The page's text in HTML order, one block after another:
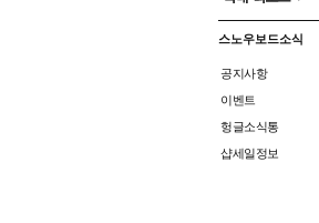
스노우보드소식
공지사항
이벤트
헝글소식통
샵세일정보